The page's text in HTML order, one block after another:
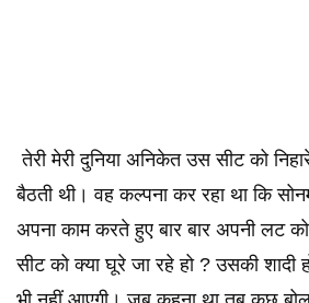
तेरी मेरी दुनिया अनिकेत उस सीट को
बैठती थी। वह कल्पना कर रहा था कि
अपना काम करते हुए बार बार अपनी लट
सीट को क्या घूरे जा रहे हो ? उसकी